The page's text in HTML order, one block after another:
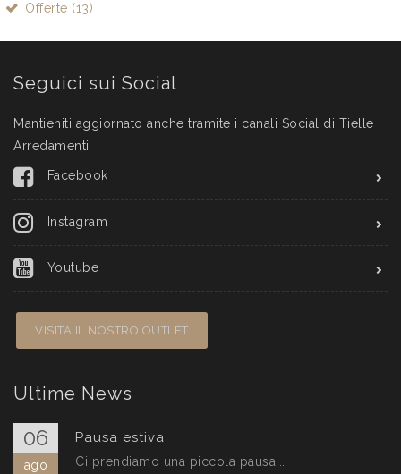
Offerte (13)
Seguici sui Social
Mantieniti aggiornato anche tramite i canali Social di Tielle
Arredamenti
Facebook
Instagram
Youtube
VISITA IL NOSTRO OUTLET
Ultime News
06
ago
Pausa estiva
Ci prendiamo una piccola pausa...